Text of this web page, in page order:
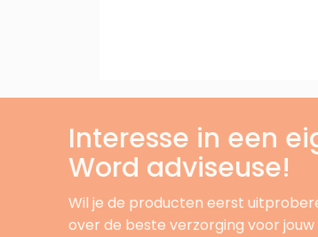
Interesse in een
Word adviseuse!
Wil je de producten eerst
over de beste verzorging voor jouw